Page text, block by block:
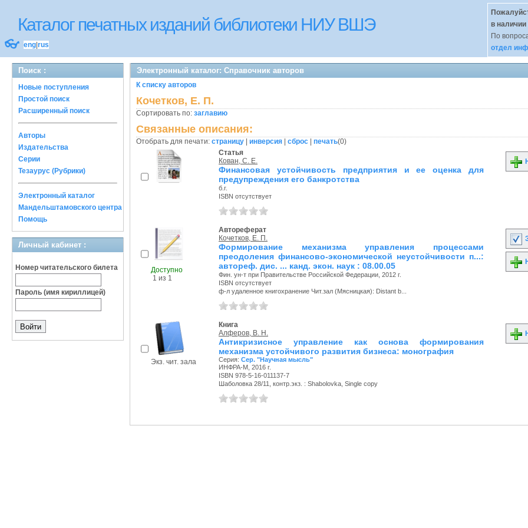
Каталог печатных изданий библиотеки НИУ ВШЭ
👓 eng rus
в наличии
По
отдел
Поиск :
Новые поступления
Простой поиск
Расширенный поиск
Авторы
Издательства
Серии
Тезаурус (Рубрики)
Электронный каталог
Мандельштамовского центра
Помощь
Личный кабинет :
Номер читательского билета
Пароль (имя кириллицей)
Электронный каталог: Справочник авторов
К списку авторов
Кочетков, Е. П.
Сортировать по: заглавию
Связанные описания:
Отобрать для печати: страницу инверсия сброс печать(0)
Статья
Кован, С. Е.
Финансовая устойчивость предприятия и ее оценка для
предупреждения его банкротства
б.г.
ISBN отсутствует
Доступно
1 из 1
Автореферат
Кочетков, Е. П.
Формирование механизма управления процессами
преодоления финансово-экономической неустойчивости п...:
автореф. дис. ... канд. экон. наук : 08.00.05
Фин. ун-т при Правительстве Российской Федерации, 2012 г.
ISBN отсутствует
ф-л удаленное книгохранение Чит.зал (Мясницкая): Distant b...
Экз. чит. зала
Книга
Алферов, В. Н.
Антикризисное управление как основа формирования
механизма устойчивого развития бизнеса: монография
Серия: Сер. "Научная мысль"
ИНФРА-М, 2016 г.
ISBN 978-5-16-011137-7
Шаболовка 28/11, контр.экз. : Shabolovka, Single copy